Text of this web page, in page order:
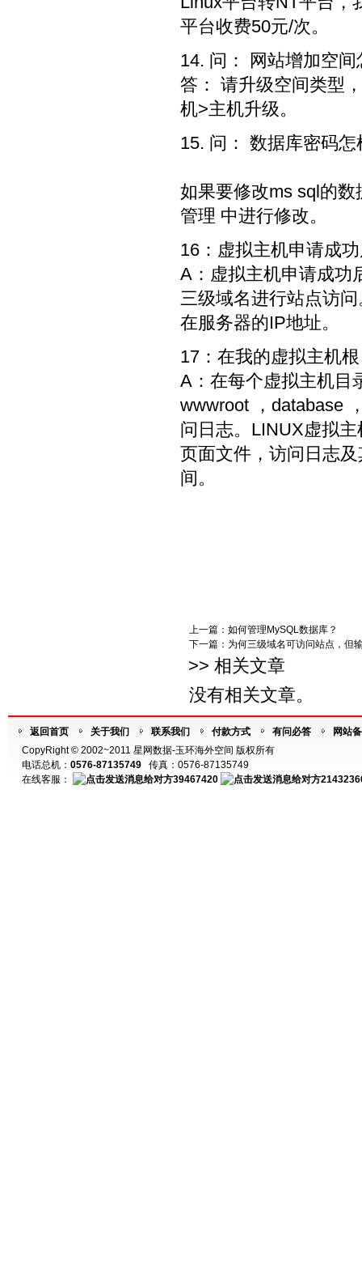
平台收费50元/次。
14. 问： 网站增加空间
答： 请升级空间类型
机>主机升级。
15. 问： 数据库密码怎
如果要修改ms sql的
管理 中进行修改。
16：虚拟主机申请成
A：虚拟主机申请成功
三级域名进行站点访
在服务器的IP地址。
17：在我的虚拟主机
A：在每个虚拟主机目
wwwroot ，database
问日志。LINUX虚拟
页面文件，访问日志
间。
上一篇： 如何管理MySQL数据库？
下一篇： 为何三级域名可访问站点，但
>> 相关文章
没有相关文章。
返回首页 关于我们 联系我们 付款方式 有问必答
网站
CopyRight © 2002~2011 星网数据-玉环海外空间 版权所有
电话总机： 0576-87135749 传真：0576-87135749
在线客服：
39467420